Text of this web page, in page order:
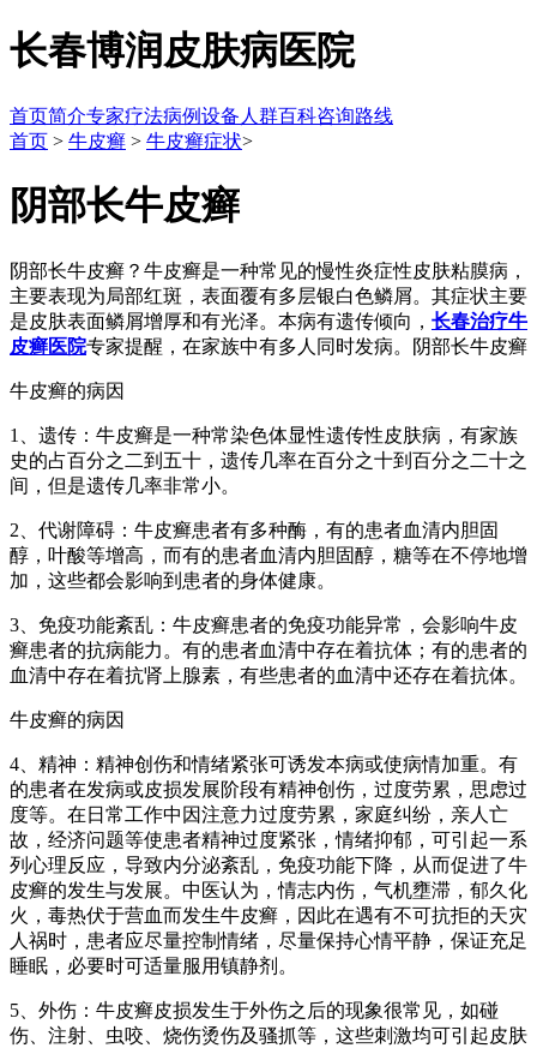
长春博润皮肤病医院
首页简介专家疗法病例设备 人群百科咨询路线
首页 > 牛皮癣 > 牛皮癣症状>
阴部长牛皮癣
阴部长牛皮癣？牛皮癣是一种常见的慢性炎症性皮肤粘膜病，
主要表现为局部红斑，表面覆有多层银白色鳞屑。其症状主要
是皮肤表面鳞屑增厚和有光泽。本病有遗传倾向， 长春治疗牛
皮癣医院专家提醒，在家族中有多人同时发病。阴部长牛皮癣
牛皮癣的病因
1、遗传：牛皮癣是一种常染色体显性遗传性皮肤病，有家族
史的占百分之二到五十，遗传几率在百分之十到百分之二十之
间，但是遗传几率非常小。
2、代谢障碍：牛皮癣患者有多种酶，有的患者血清内胆固
醇，叶酸等增高，而有的患者血清内胆固醇，糖等在不停地增
加，这些都会影响到患者的身体健康。
3、免疫功能紊乱：牛皮癣患者的免疫功能异常，会影响牛皮
癣患者的抗病能力。有的患者血清中存在着抗体；有的患者的
血清中存在着抗肾上腺素，有些患者的血清中还存在着抗体。
牛皮癣的病因
4、精神：精神创伤和情绪紧张可诱发本病或使病情加重。有
的患者在发病或皮损发展阶段有精神创伤，过度劳累，思虑过
度等。在日常工作中因注意力过度劳累，家庭纠纷，亲人亡
故，经济问题等使患者精神过度紧张，情绪抑郁，可引起一系
列心理反应，导致内分泌紊乱，免疫功能下降，从而促进了牛
皮癣的发生与发展。中医认为，情志内伤，气机壅滞，郁久化
火，毒热伏于营血而发生牛皮癣，因此在遇有不可抗拒的天灾
人祸时，患者应尽量控制情绪，尽量保持心情平静，保证充足
睡眠，必要时可适量服用镇静剂。
5、外伤：牛皮癣皮损发生于外伤之后的现象很常见，如碰
伤、注射、虫咬、烧伤烫伤及骚抓等，这些刺激均可引起皮肤